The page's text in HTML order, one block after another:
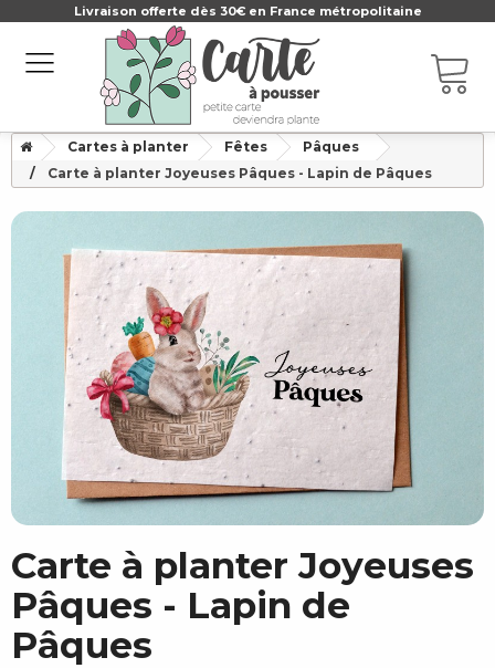
Livraison offerte dès 30€ en France métropolitaine
Cartes à planter Fêtes
Pâques
Carte à planter Joyeuses Pâques - Lapin de Pâques
Carte à planter Joyeuses
Pâques - Lapin de
Pâques